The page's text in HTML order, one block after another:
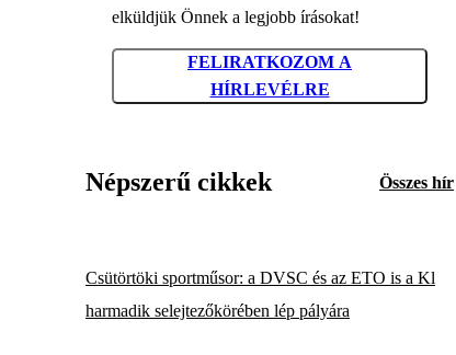
elküldjük Önnek a legjobb írásokat!
FELIRATKOZOM A
HÍRLEVÉLRE
Népszerű cikkek Összes hír
Csütörtöki sportműsor: a DVSC és az ETO is a Kl
harmadik selejtezőkörében lép pályára